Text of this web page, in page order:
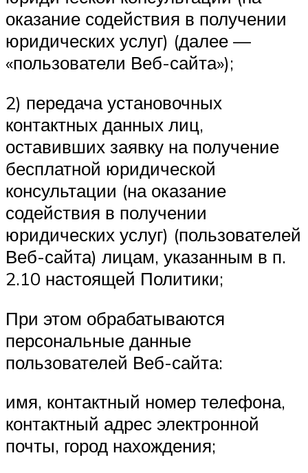
оказание содействия в получении
юридических услуг) (далее —
«пользователи Веб-сайта»);
2) передача установочных
контактных данных лиц,
оставивших заявку на получение
бесплатной юридической
консультации (на оказание
содействия в получении
юридических услуг) (пользователей
Веб-сайта) лицам, указанным в п.
2.10 настоящей Политики;
При этом обрабатываются
персональные данные
пользователей Веб-сайта:
имя, контактный номер телефона,
контактный адрес электронной
почты, город нахождения;